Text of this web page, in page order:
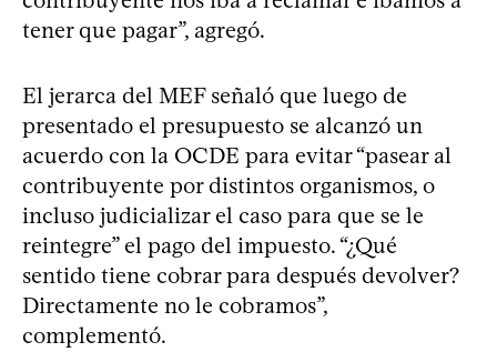
tener que pagar”, agregó.
El jerarca del MEF señaló que luego de
presentado el presupuesto se alcanzó un
acuerdo con la OCDE para evitar “pasear al
contribuyente por distintos organismos, o
incluso judicializar el caso para que se le
reintegre” el pago del impuesto. “¿Qué
sentido tiene cobrar para después devolver?
Directamente no le cobramos”,
complementó.